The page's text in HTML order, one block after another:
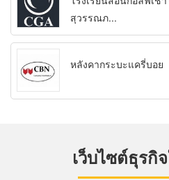
สุวรรณภ...
หลังคากระบะแครี่บอย
เว็บไซต์ธุรกิ